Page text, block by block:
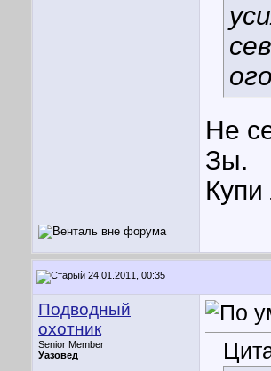
Не
Зы.
24.01.2011, 00:35
Подводный
охотник
Senior Member
Уазовед